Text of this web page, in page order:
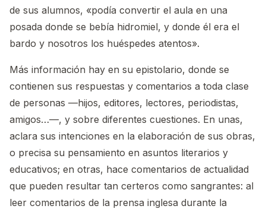
de sus alumnos, «podía convertir el aula en una
posada donde se bebía hidromiel, y donde él era el
bardo y nosotros los huéspedes atentos».
Más información hay en su epistolario, donde se
contienen sus respuestas y comentarios a toda clase
de personas —hijos, editores, lectores, periodistas,
amigos…—, y sobre diferentes cuestiones. En unas,
aclara sus intenciones en la elaboración de sus obras,
o precisa su pensamiento en asuntos literarios y
educativos; en otras, hace comentarios de actualidad
que pueden resultar tan certeros como sangrantes: al
leer comentarios de la prensa inglesa durante la